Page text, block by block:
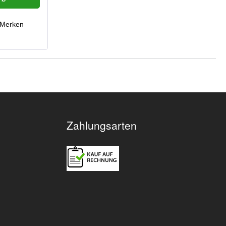
sorgt für
und
Abstand
Merken
Zahlungsarten